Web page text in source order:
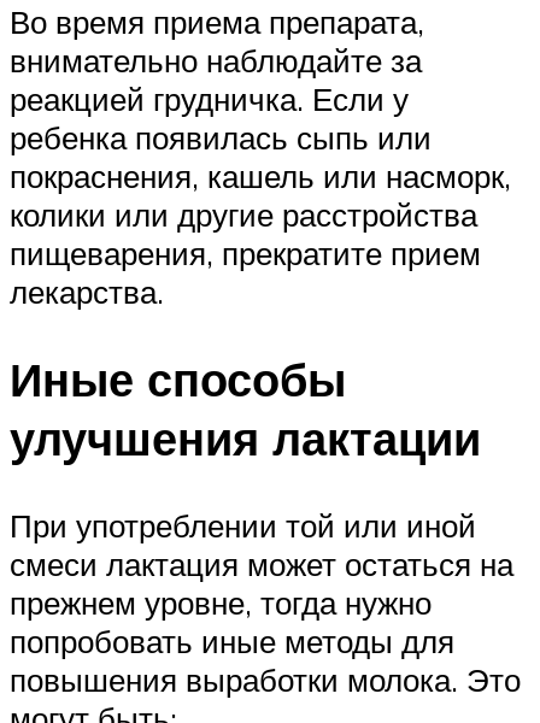
Во время приема препарата,
внимательно наблюдайте за
реакцией грудничка. Если у
ребенка появилась сыпь или
покраснения, кашель или насморк,
колики или другие расстройства
пищеварения, прекратите прием
лекарства.
Иные способы
улучшения лактации
При употреблении той или иной
смеси лактация может остаться на
прежнем уровне, тогда нужно
попробовать иные методы для
повышения выработки молока. Это